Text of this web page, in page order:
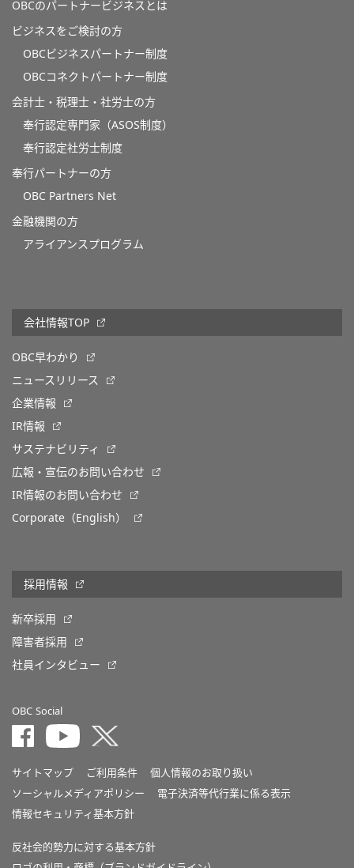
OBCのパートナービジネスとは
ビジネスをご検討の方
OBCビジネスパートナー制度
OBCコネクトパートナー制度
会計士・税理士・社労士の方
奉行認定専門家（ASOS制度）
奉行認定社労士制度
奉行パートナーの方
OBC Partners Net
金融機関の方
アライアンスプログラム
会社情報TOP
OBC早わかり
ニュースリリース
企業情報
IR情報
サステナビリティ
広報・宣伝のお問い合わせ
IR情報のお問い合わせ
Corporate（English）
採用情報
新卒採用
障害者採用
社員インタビュー
OBC Social
サイトマップ ご利用条件
個人情報のお取り扱い
ソーシャルメディアポリシー
電子決済等代行業に係る表示
情報セキュリティ基本方針
反社会的勢力に対する基本方針